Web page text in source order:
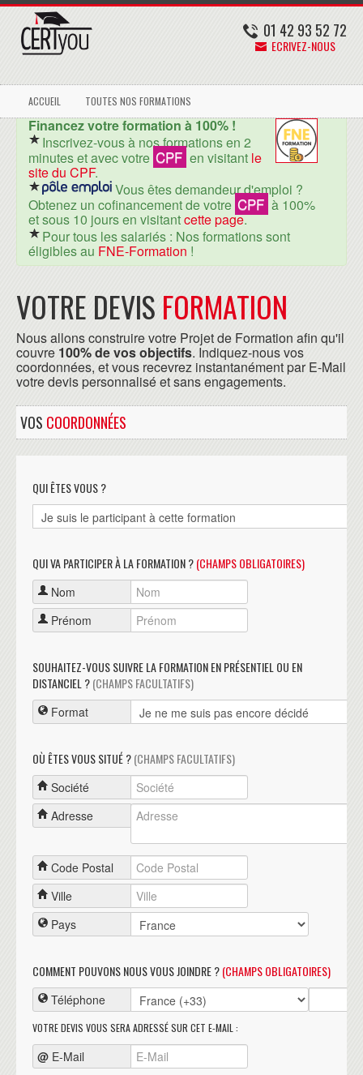
01 42 93 52 72
ECRIVEZ-NOUS
ACCUEIL TOUTES NOS FORMATIONS
Financez votre formation à 100% !
Inscrivez-vous à nos formations en 2
minutes et avec votre CPF en visitant le
site du CPF.
Vous êtes demandeur d'emploi ?
Obtenez un cofinancement de votre CPF à 100%
et sous 10 jours en visitantcette page.
Pour tous les salariés : Nos formations sont
éligibles au FNE-Formation !
VOTRE DEVIS FORMATION
Nous allons construire votre Projet de Formation afin qu'il
couvre 100% de vos objectifs. Indiquez-nous vos
coordonnées, et vous recevrez instantanément par E-Mail
votre devis personnalisé et sans engagements.
VOS COORDONNÉES
QUI ÊTES VOUS ?
QUI VA PARTICIPER À LA FORMATION ?(CHAMPS OBLIGATOIRES)
Nom
Prénom
SOUHAITEZ-VOUS SUIVRE LA FORMATION EN PRÉSENTIEL OU EN
DISTANCIEL ?(CHAMPS FACULTATIFS)
Format
OÙ ÊTES VOUS SITUÉ ?(CHAMPS FACULTATIFS)
Société
Adresse
Code Postal
Ville
Pays
COMMENT POUVONS NOUS VOUS JOINDRE ?(CHAMPS OBLIGATOIRES)
Téléphone
VOTRE DEVIS VOUS SERA ADRESSÉ SUR CET E-MAIL :
@ E-Mail